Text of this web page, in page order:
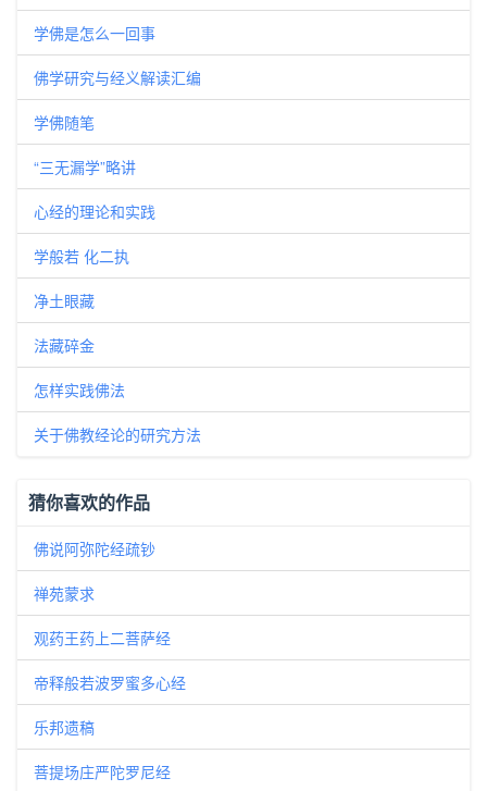
学佛是怎么一回事
佛学研究与经义解读汇编
学佛随笔
“三无漏学”略讲
心经的理论和实践
学般若 化二执
净土眼藏
法藏碎金
怎样实践佛法
关于佛教经论的研究方法
猜你喜欢的作品
佛说阿弥陀经疏钞
禅苑蒙求
观药王药上二菩萨经
帝释般若波罗蜜多心经
乐邦遗稿
菩提场庄严陀罗尼经